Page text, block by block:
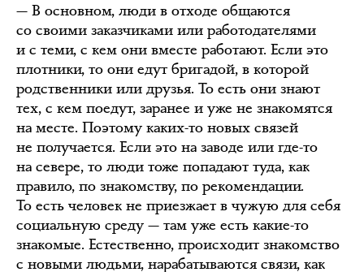
— В основном, люди в отходе общаются
со своими заказчиками или работодателями
и с теми, с кем они вместе работают. Если это
плотники, то они едут бригадой, в которой
родственники или друзья. То есть они знают
тех, с кем поедут, заранее и уже не знакомятся
на месте. Поэтому каких-то новых связей
не получается. Если это на заводе или где-то
на севере, то люди тоже попадают туда, как
правило, по знакомству, по рекомендации.
То есть человек не приезжает в чужую для себя
социальную среду — там уже есть какие-то
знакомые. Естественно, происходит знакомство
с новыми людьми, нарабатываются связи, как